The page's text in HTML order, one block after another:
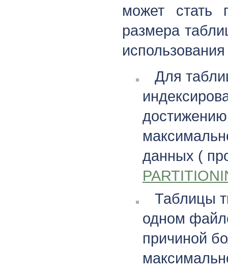
может стать
размера
Для
данных (
Таблицы
одном
причиной